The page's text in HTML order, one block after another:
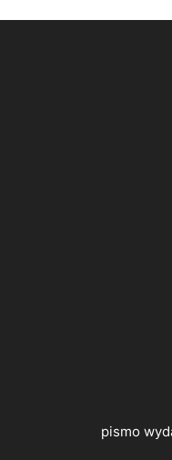
pismo